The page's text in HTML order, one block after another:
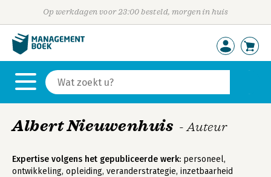
Op werkdagen voor 23:00 besteld, morgen in huis
Albert Nieuwenhuis - Auteur
Expertise volgens het gepubliceerde werk: personeel,
ontwikkeling, opleiding, veranderstrategie, inzetbaarheid